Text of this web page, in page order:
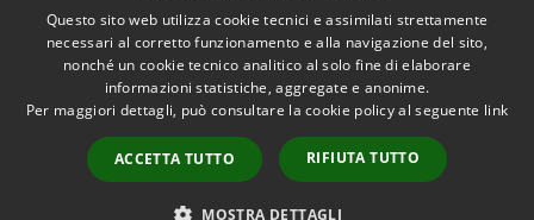
RSS
Accessibilità
Copyright © 2026 • Comune di
Peschiera del Garda • Powered
byMunicipium
Accesso
redazione
Questo sito web utilizza cookie tecnici e assimilati strettamente
necessari al corretto funzionamento e alla navigazione del sito,
nonché un cookie tecnico analitico al solo fine di elaborare
informazioni statistiche, aggregate e anonime.
Per maggiori dettagli, può consultare la cookie policy al seguente link
ACCETTA TUTTO RIFIUTA TUTTO
MOSTRA DETTAGLI